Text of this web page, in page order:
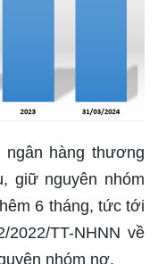
hàng thương
giữ nguyên nhóm
6 tháng, tức tới
TT-NHNN về
nhóm nợ.